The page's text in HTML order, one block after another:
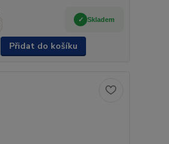
Skladem
Přidat do košíku